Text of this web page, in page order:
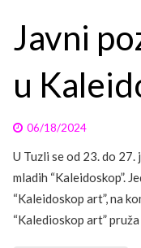
Javni
u
06/18/2024
U Tuzli se od 23. do
mladih “Kaleidoskop”.
“Kaleidoskop art”, na
“Kaledioskop art”